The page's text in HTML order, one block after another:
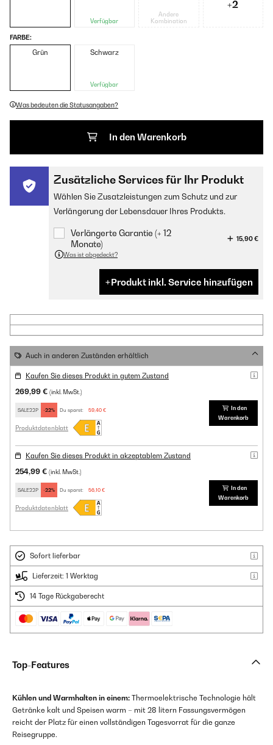
Verfügbar
Andere
Kombination
+2
FARBE:
Grün Schwarz
Verfügbar
Was bedeuten die Statusangaben?
In den Warenkorb
Zusätzliche Services für Ihr Produkt
Wählen Sie Zusatzleistungen zum Schutz und zur
Verlängerung der Lebensdauer Ihres Produkts.
Verlängerte Garantie (+ 12
Monate)
15,90 €
Was ist abgedeckt?
Produkt inkl. Service hinzufügen
Auch in anderen Zuständen erhältlich
Kaufen Sie dieses Produkt in gutem Zustand
269,99 € (inkl. MwSt.)
SALE22P -22% Du sparst: 59,40 €
Produktdatenblatt
In den
Warenkorb
Kaufen Sie dieses Produkt in akzeptablem Zustand
254,99 € (inkl. MwSt.)
SALE22P -22% Du sparst: 56,10 €
Produktdatenblatt
In den
Warenkorb
Sofort lieferbar
Lieferzeit: 1 Werktag
14 Tage Rückgaberecht
Top-Features
Kühlen und Warmhalten in einem: Thermoelektrische Technologie hält
Getränke kalt und Speisen warm – mit 28 litern Fassungsvermögen
reicht der Platz für einen vollständigen Tagesvorrat für die ganze
Reisegruppe.